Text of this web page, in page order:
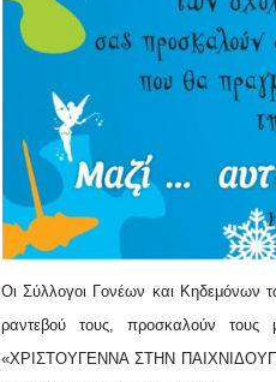
Οι Σύλλογοι Γονέων και Κηδεμόνων
ραντεβού τους, προσκαλούν τους
«ΧΡΙΣΤΟΥΓΕΝΝΑ ΣΤΗΝ